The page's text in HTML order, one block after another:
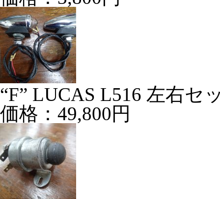
“F” LUCAS L516 左右セ
価格：49,800円